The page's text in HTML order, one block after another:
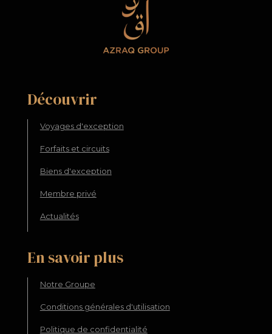
Découvrir
Voyages d'exception
Forfaits et circuits
Biens d'exception
Membre privé
Actualités
En savoir plus
Notre Groupe
Conditions générales d'utilisation
Politique de confidentialité